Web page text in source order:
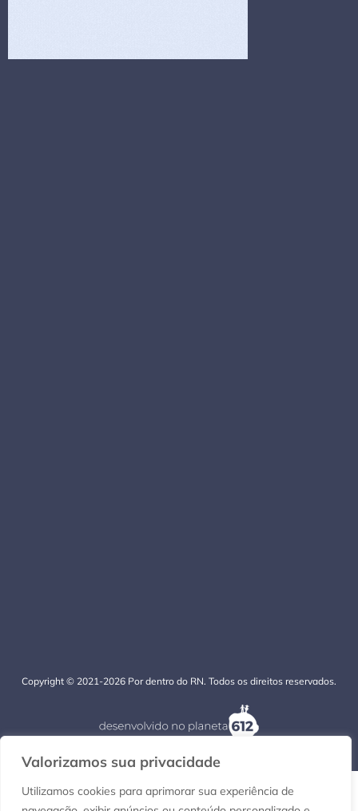
Valorizamos sua privacidade
Utilizamos cookies para aprimorar sua experiência de
Copyright © 2021-2026 Por dentro do RN. Todos os direitos reservados.